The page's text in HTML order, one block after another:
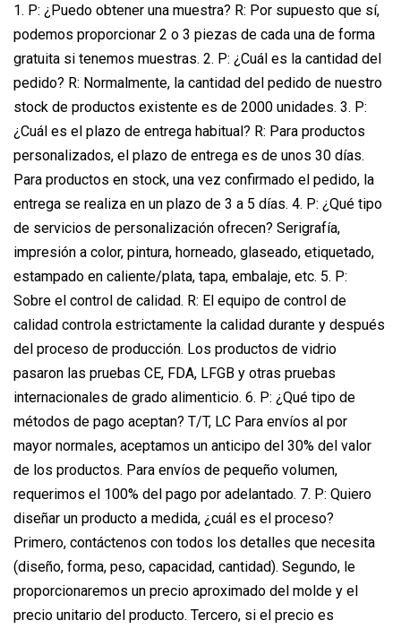
1. P: ¿Puedo obtener una muestra? R: Por supuesto que sí,
podemos proporcionar 2 o 3 piezas de cada una de forma
gratuita si tenemos muestras. 2. P: ¿Cuál es la cantidad del
pedido? R: Normalmente, la cantidad del pedido de nuestro
stock de productos existente es de 2000 unidades. 3. P:
¿Cuál es el plazo de entrega habitual? R: Para productos
personalizados, el plazo de entrega es de unos 30 días.
Para productos en stock, una vez confirmado el pedido, la
entrega se realiza en un plazo de 3 a 5 días. 4. P: ¿Qué tipo
de servicios de personalización ofrecen? Serigrafía,
impresión a color, pintura, horneado, glaseado, etiquetado,
estampado en caliente/plata, tapa, embalaje, etc. 5. P:
Sobre el control de calidad. R: El equipo de control de
calidad controla estrictamente la calidad durante y después
del proceso de producción. Los productos de vidrio
pasaron las pruebas CE, FDA, LFGB y otras pruebas
internacionales de grado alimenticio. 6. P: ¿Qué tipo de
métodos de pago aceptan? T/T, LC Para envíos al por
mayor normales, aceptamos un anticipo del 30% del valor
de los productos. Para envíos de pequeño volumen,
requerimos el 100% del pago por adelantado. 7. P: Quiero
diseñar un producto a medida, ¿cuál es el proceso?
Primero, contáctenos con todos los detalles que necesita
(diseño, forma, peso, capacidad, cantidad). Segundo, le
proporcionaremos un precio aproximado del molde y el
precio unitario del producto. Tercero, si el precio es